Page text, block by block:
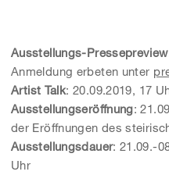
Ausstellungs-Pressepreview
Anmeldung erbeten unter
Artist Talk: 20.09.2019, 17
Ausstellungseröffnung:
der Eröffnungen des
Ausstellungsdauer: 21.09.-
Uhr